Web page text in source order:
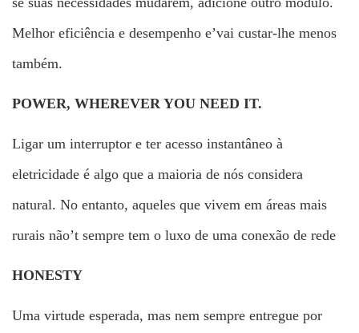
Melhor eficiência e desempenho e’vai custar-lhe menos
também.
POWER, WHEREVER YOU NEED IT.
Ligar um interruptor e ter acesso instantâneo à
eletricidade é algo que a maioria de nós considera
natural. No entanto, aqueles que vivem em áreas mais
rurais não’t sempre tem o luxo de uma conexão de rede
HONESTY
Uma virtude esperada, mas nem sempre entregue por